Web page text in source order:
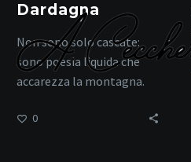
Dardagna
Non sono solo cascate:
sono poesia liquida che
accarezza la montagna.
0